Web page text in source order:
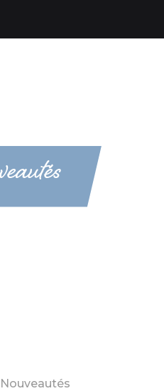
Nouveautés